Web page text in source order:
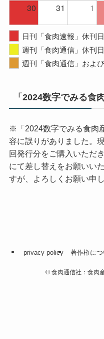
30
31 1
日刊「食肉速報」休刊日
週刊「食肉通信」休刊日
週刊「食肉通信」およ
「2024数字でみる食
※「2024数字でみる食肉
容に誤りがありました。
回発行分をご購入いただ
にて差し替えをお願いい
すが、よろしくお願い申
privacy policy 著作権につ
©食肉通信社：食肉